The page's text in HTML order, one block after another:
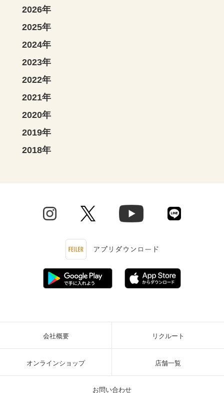
2026年
2025年
2024年
2023年
2022年
2021年
2020年
2019年
2018年
会社概要 リクルート
オンラインショップ 店舗一覧
お問い合わせ